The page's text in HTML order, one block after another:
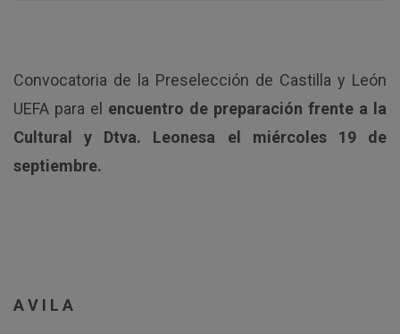
Convocatoria de la Preselección de Castilla y León
UEFA para el encuentro de preparación frente a la
Cultural y Dtva. Leonesa el miércoles 19 de
septiembre.
A V I L A